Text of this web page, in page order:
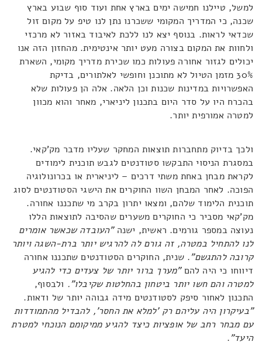
למשל, טיילנו חמישה ימים בארץ אחת ועוד סוף שבוע בארץ
שכנה, כי המדריך המקומי ששכרנו נתן לנו טיפ על מקום זול
שכדאי לראות. בנוסף יצא לנו ללכת לאיבוד באזור לא מרכזי
ולחוות את המקום בצורה מעט יותר אינטימית. מהחזון הזה אנו
יכולים לגזור אחורה פעולות כמו שכירת מדריך מקומי, השארת
30% מזמן הטיול לא מתוכנן וחופשי לאלתורים, בדיקת
האפשרויות במדינות שכנות וכן הלאה. אלה הן פעולות שלא
בהכרח היו על סדר היום בתכנון ליניארי, מאחר והוא מכוון
למטרה אמורפית יותר.
ולכך בדיוק מתחברות תוצאות המחקר שעליו מדבר מק'קאי.
במסגרת הניסוי התבקשו סטודנטים לגבש תוכנית לימודים
לקראת מבחן באחת משתי דרכים – ליניארית או בכרונולוגיה
הפוכה. לאחר המבחן השוו החוקרים את הישגי הסטודנטים לסוג
תוכנית הלימוד שלהם, ומצאו יתרון בקרב מי שתכננו אחורה.
מק'קאי מסביר כי החוקרים משערים שהסיבה לתוצאות הללו
נעוצה במספר גורמים. ראשית, ישנה"העובדה שכאשר אומרים
לנו להתחיל במטרה, זה גורם לה להרגיש יותר ברת-השגה ויותר
קרובה להתגשם". שנית, החוקרים הסטודנטים שתכננו אחורה
דיווחו כי היה להם"מערך ברור יותר של צעדים כדי להגיע
למטרה והם חשו יותר ביטחון בהחלטות שקיבלו". ולבסוף,
התכנון לאחור סיפק לסטודנטים מידה גבוהה יותר של ודאות.
"בעיקרון היה עליהם רק 'למלא את החסר', להבדיל מהתמודדות
עם מבחר רחב של אופציות כיצד להגיע ממיקומם הנוכחי למטרת
היעד".